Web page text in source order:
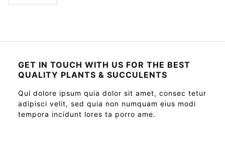
GET IN TOUCH WITH US FOR THE BEST
QUALITY PLANTS & SUCCULENTS
Qui dolore ipsum quia dolor sit amet, consec tetur
adipisci velit, sed quia non numquam eius modi
tempora incidunt lores ta porro ame.